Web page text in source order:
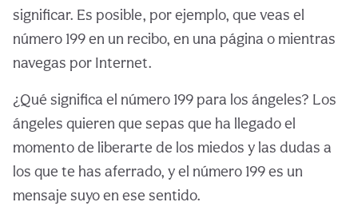
significar. Es posible, por ejemplo, que veas el
número 199 en un recibo, en una página o mientras
navegas por Internet.
¿Qué significa el número 199 para los ángeles? Los
ángeles quieren que sepas que ha llegado el
momento de liberarte de los miedos y las dudas a
los que te has aferrado, y el número 199 es un
mensaje suyo en ese sentido.